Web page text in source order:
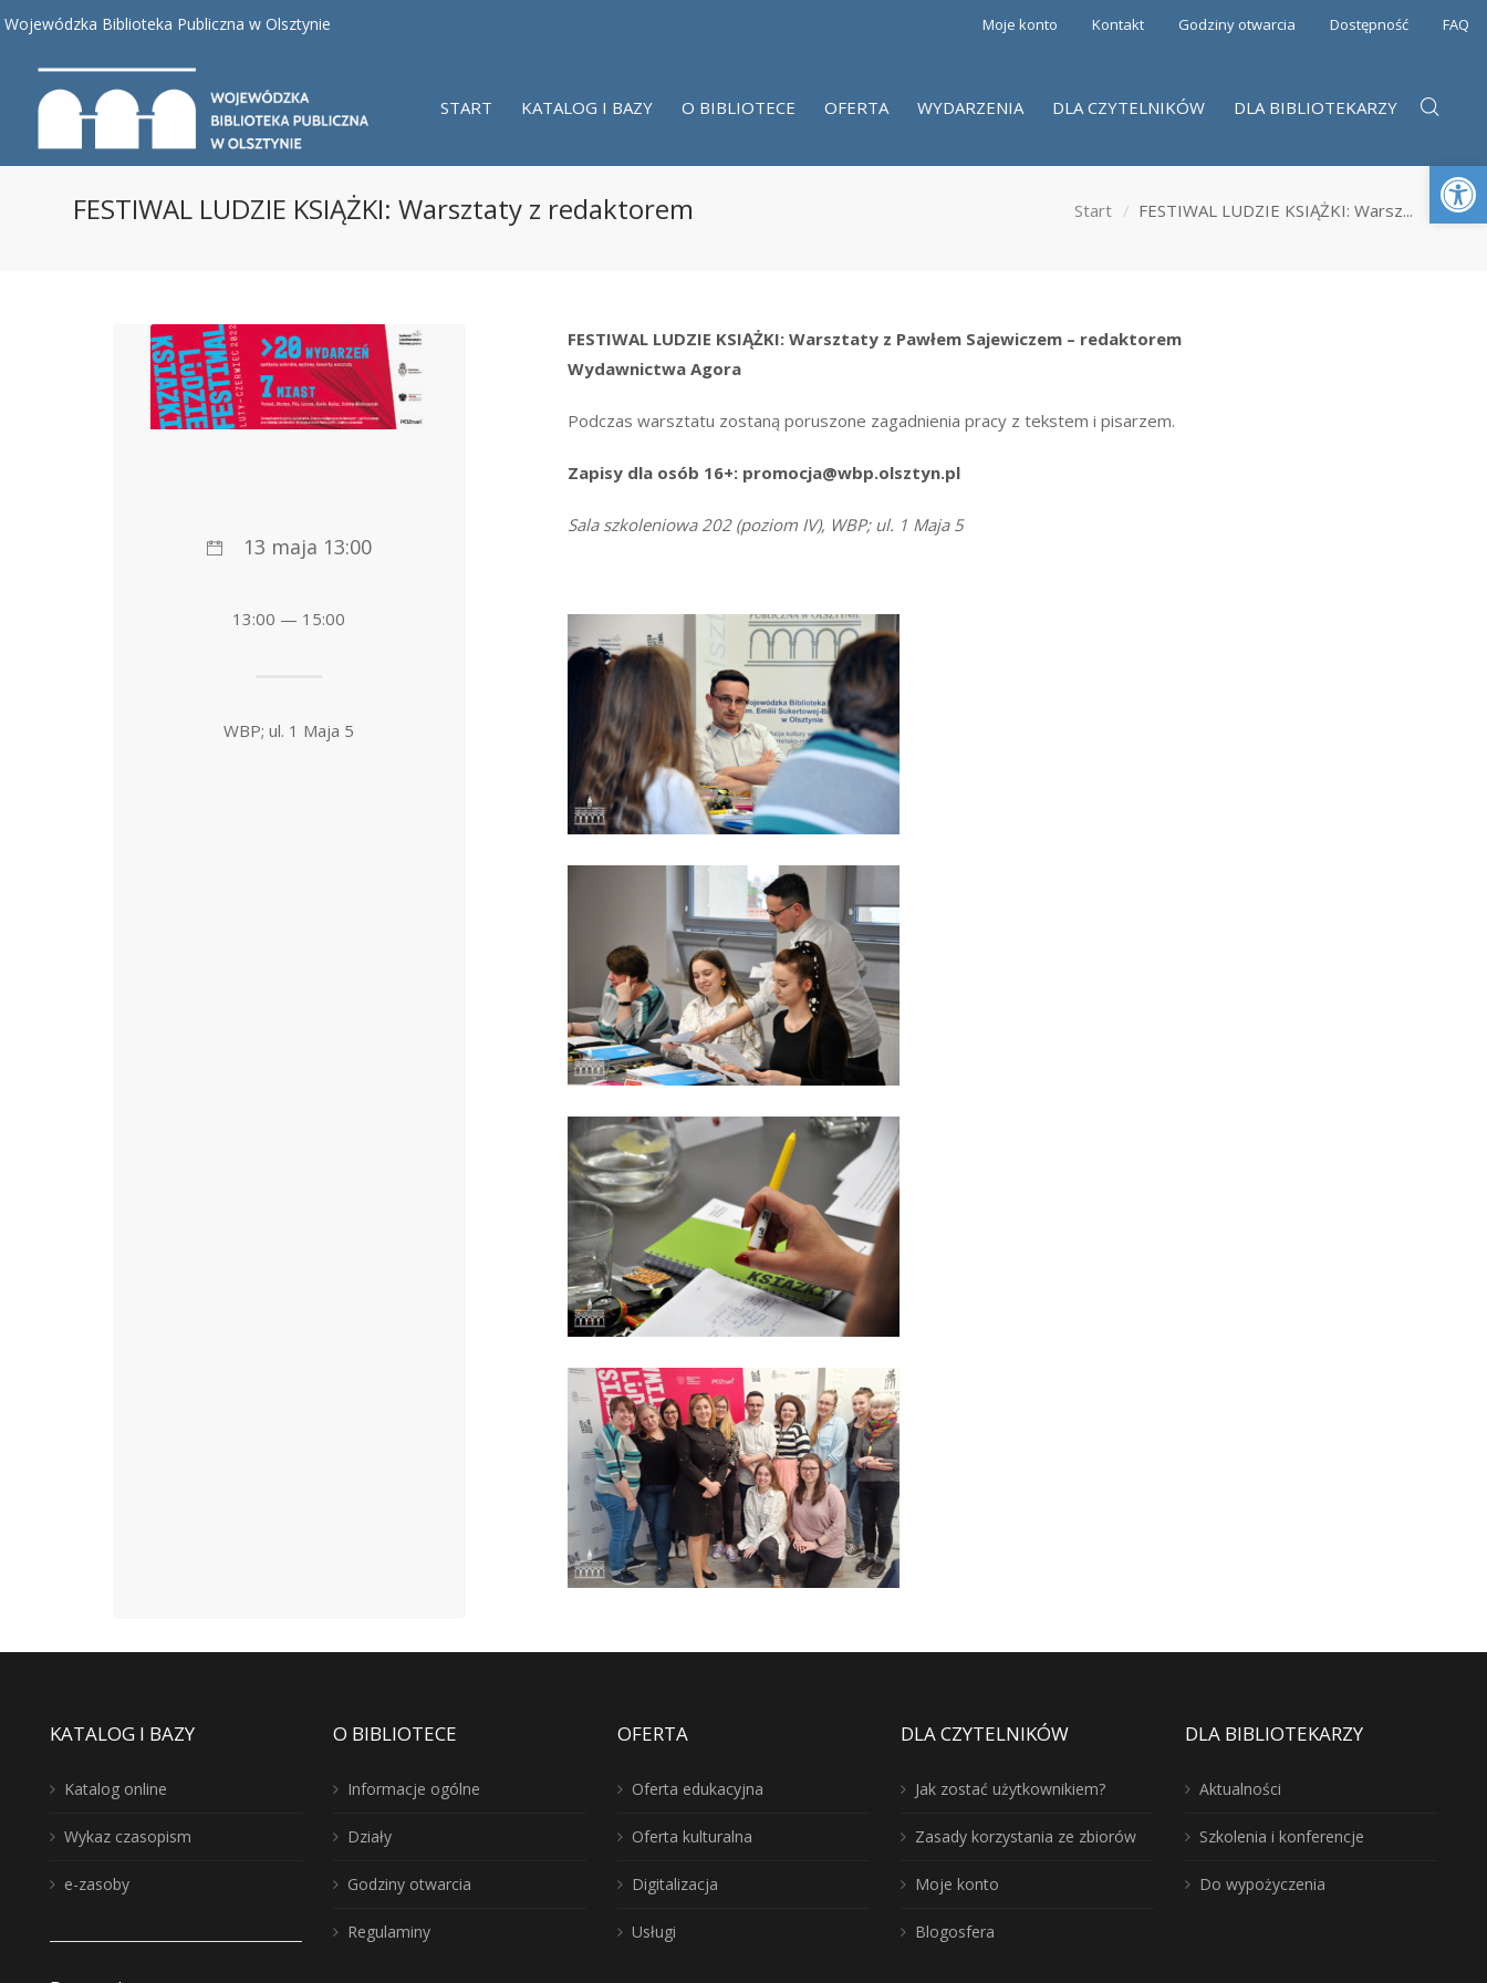
Wojewódzka Biblioteka Publiczna w Olsztynie Moje konto Kontakt Godziny otwarcia Dostępność FAQ
START KATALOG I BAZY O BIBLIOTECE OFERTA WYDARZENIA DLA CZYTELNIKÓW DLA BIBLIOTEKARZY
FESTIWAL LUDZIE KSIĄŻKI: Warsztaty z redaktorem Start FESTIWAL LUDZIE KSIĄŻKI: Warsz...
FESTIWAL LUDZIE KSIĄŻKI: Warsztaty z Pawłem Sajewiczem – redaktorem
Wydawnictwa Agora
Podczas warsztatu zostaną poruszone zagadnienia pracy z tekstem i pisarzem.
Zapisy dla osób 16+: promocja@wbp.olsztyn.pl
Sala szkoleniowa 202 (poziom IV), WBP; ul. 1 Maja 5
13 maja 13:00
13:00 — 15:00
WBP; ul. 1 Maja 5
KATALOG I BAZY
Katalog online
Wykaz czasopism
e-zasoby
O BIBLIOTECE
Informacje ogólne
Działy
Godziny otwarcia
Regulaminy
OFERTA
Oferta edukacyjna
Oferta kulturalna
Digitalizacja
Usługi
DLA CZYTELNIKÓW
Jak zostać użytkownikiem?
Zasady korzystania ze zbiorów
Moje konto
Blogosfera
DLA BIBLIOTEKARZY
Aktualności
Szkolenia i konferencje
Do wypożyczenia